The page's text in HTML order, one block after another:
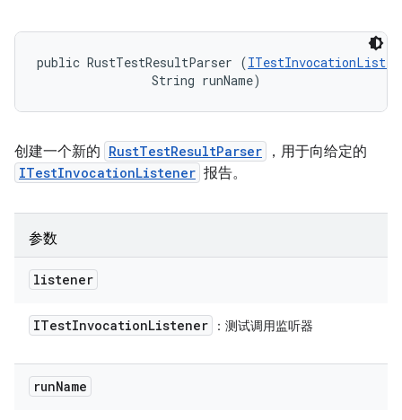
public RustTestResultParser (
                String runName)
创建一个新的 RustTestResultParser ，用于向给定的
ITestInvocationListener 报告。
参数
listener
ITestInvocationListener ：测试调用监听器
runName